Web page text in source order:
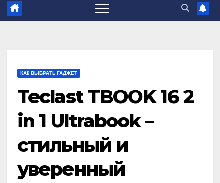
КАК ВЫБРАТЬ ГАДЖЕТ
Teclast TBOOK 16 2
in 1 Ultrabook –
стильный и
уверенный